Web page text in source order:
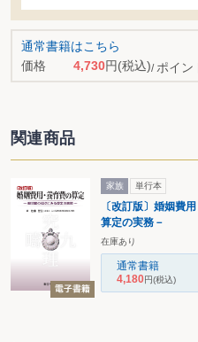
通常書籍はこちら
価格
4,730円(税込) ポイン
関連商品
家族 単行本
〔改訂版〕婚姻費
算定の実務－
在庫あり
通常書籍
4,180円(税込)